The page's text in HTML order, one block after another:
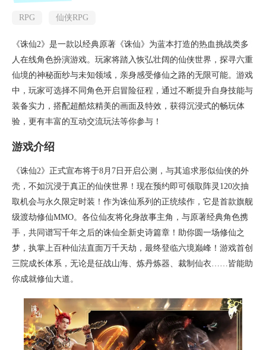
RPG 仙侠RPG
《诛仙2》是一款以经典原著《诛仙》为蓝本打造的热血挑战类多
人在线角色扮演游戏。玩家将踏入恢弘壮阔的仙侠世界，探寻六重
仙境的神秘面纱与未知领域，亲身感受修仙之路的无限可能。游戏
中，玩家可选择不同角色开启冒险征程，通过不断提升自身技能与
装备实力，搭配超酷炫精美的画面及特效，获得沉浸式的畅玩体
验，更有丰富的互动交流玩法等你参与！
游戏介绍
《诛仙2》正式宣布将于8月7日开启公测，与其追求形似仙侠的外
壳，不如沉浸于真正的仙侠世界！现在预约即可领取阵灵120次抽
取机会与永久限定时装！作为诛仙系列的正统续作，它是首款旗舰
级渡劫修仙MMO。各位仙友将化身故事主角，与原著经典角色携
手，共同谱写千年之后的诛仙全新史诗篇章！助你圆一场修仙之
梦，执掌上百种仙法直面万千天劫，最终登临六境巅峰！游戏首创
三院成长体系，无论是征战山海、炼丹炼器、裁制仙衣……皆能助
你成就修仙大道。